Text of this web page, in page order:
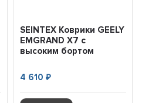
SEINTEX Коврики GEELY
EMGRAND X7 с
высоким бортом
(2019-) + ...
4 610 ₽